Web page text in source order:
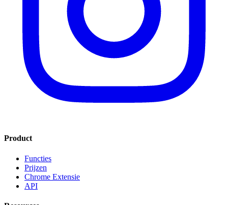
Product
Functies
Prijzen
Chrome Extensie
API